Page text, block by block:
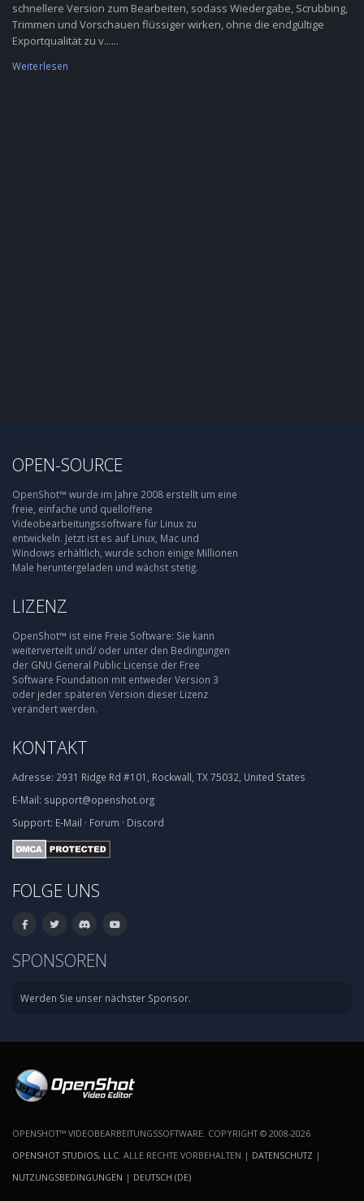
schnellere Version zum Bearbeiten, sodass Wiedergabe, Scrubbing,
Trimmen und Vorschauen flüssiger wirken, ohne die endgültige
Exportqualität zu v......
Weiterlesen
OPEN-SOURCE
OpenShot™ wurde im Jahre 2008 erstellt um eine
freie, einfache und quelloffene
Videobearbeitungssoftware für Linux zu
entwickeln. Jetzt ist es auf Linux, Mac und
Windows erhältlich, wurde schon einige Millionen
Male heruntergeladen und wächst stetig.
LIZENZ
OpenShot™ ist eine Freie Software: Sie kann
weiterverteilt und/ oder unter den Bedingungen
der GNU General Public License der Free
Software Foundation mit entweder Version 3
oder jeder späteren Version dieser Lizenz
verändert werden.
KONTAKT
Adresse: 2931 Ridge Rd #101, Rockwall, TX 75032, United States
E-Mail: support@openshot.org
Support: E-Mail · Forum · Discord
FOLGE UNS
SPONSOREN
Werden Sie unser nächster Sponsor.
OPENSHOT™ VIDEOBEARBEITUNGSSOFTWARE. COPYRIGHT © 2008-2026
OPENSHOT STUDIOS, LLC . ALLE RECHTE VORBEHALTEN | DATENSCHUTZ |
NUTZUNGSBEDINGUNGEN | DEUTSCH (DE)